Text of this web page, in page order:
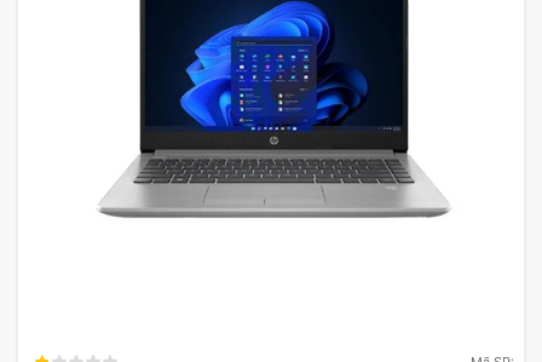
1TB SSD cho hiệu quả lưu trữ & tốc độ
Hệ thống lưu trữ1TB SSDmang lại choASUS
Vivobook S 15một lợi thế vượt trội về tốc độ và